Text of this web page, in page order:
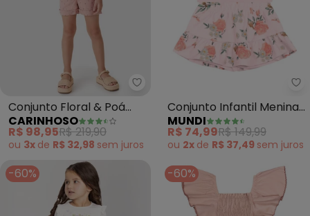
Carinhoso - Conjunto Floral &
Conjunto Floral & Poá
(Rosê)
CARINHOSO
R$ 98,95R$ 219,90
ou 3x de R$ 32,98 sem juros
Conjunto Infantil Menina
de Flores (Rosa)
MUNDI
R$ 74,99R$ 149,99
ou 2x de R$ 37,49 sem juros
-60% -60%